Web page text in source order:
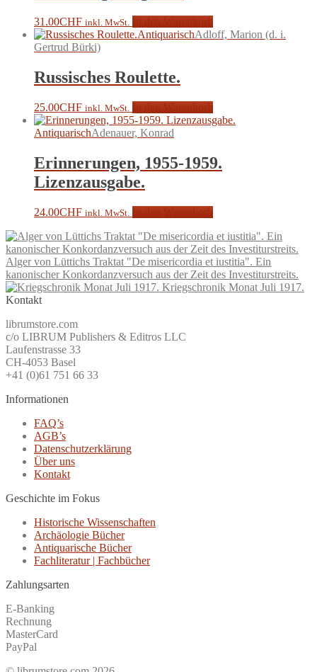
31.00CHF inkl. MwSt.
AntiquarischAdloff, Marion (d. i.
Gertrud Bürki)
Russisches Roulette.
25.00CHF inkl. MwSt.
AntiquarischAdenauer, Konrad
Erinnerungen, 1955-1959.
Lizenzausgabe.
24.00CHF inkl. MwSt.
Alger von Lüttichs Traktat "De misericordia et iustitia". Ein
kanonischer Konkordanzversuch aus der Zeit des Investiturstreits.
Kriegschronik Monat Juli 1917.
Kontakt
librumstore.com
c/o LIBRUM Publishers & Editros LLC
Laufenstrasse 33
CH-4053 Basel
+41 (0)61 751 66 33
Informationen
FAQ’s
AGB’s
Datenschutzerklärung
Über uns
Kontakt
Geschichte im Fokus
Historische Wissenschaften
Archäologie Bücher
Antiquarische Bücher
Fachliteratur | Fachbücher
Zahlungsarten
E-Banking
Rechnung
MasterCard
PayPal